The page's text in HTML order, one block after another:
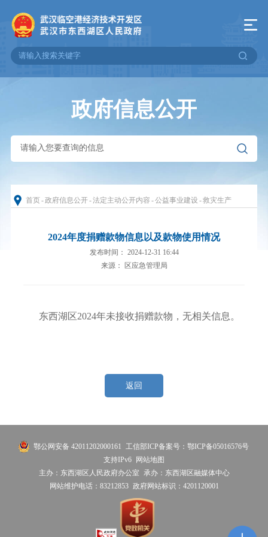
政府信息公开
首页-政府信息公开-法定主动公开内容 -公益事业建设 -救灾生产
2024年度捐赠款物信息以及款物使用情况
发布时间： 2024-12-31 16:44
来源： 区应急管理局
东西湖区2024年未接收捐赠款物，无相关信息。
返回
鄂公网安备 42011202000161
工信部ICP备案号：鄂ICP备05016576号
支持IPv6 网站地图
主办：东西湖区人民政府办公室
承办：东西湖区融媒体中心
网站维护电话：83212853 政府网站标识：4201120001